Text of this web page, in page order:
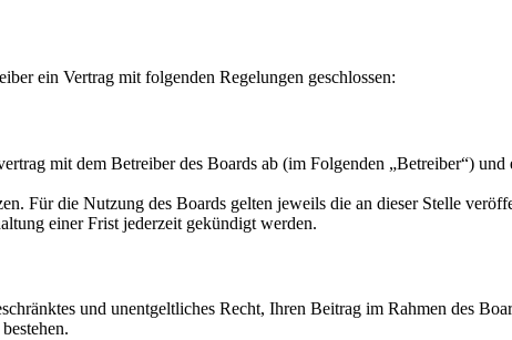
ein Vertrag mit folgenden Regelungen geschlossen:
mit dem Betreiber des Boards ab (im Folgenden „Betreiber“) und
Für die Nutzung des Boards gelten jeweils die an dieser Stelle
einer Frist jederzeit gekündigt werden.
und unentgeltliches Recht, Ihren Beitrag im Rahmen des